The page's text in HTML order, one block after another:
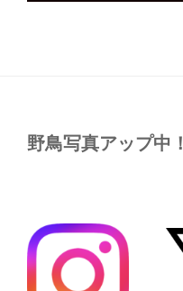
野鳥写真アップ中！